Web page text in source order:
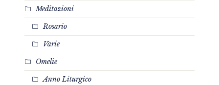
Meditazioni
Rosario
Varie
Omelie
Anno Liturgico